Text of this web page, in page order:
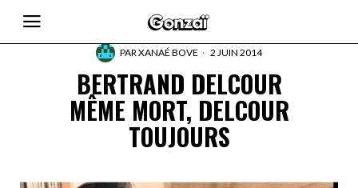
PARXANAÉ BOVE 2 JUIN 2014
BERTRAND DELCOUR
MÊME MORT, DELCOUR
TOUJOURS